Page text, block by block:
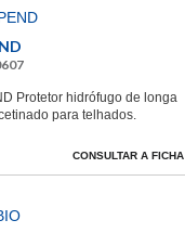
Protetor hidrófugo de longa
para telhados.
CONSULTAR A FICHA